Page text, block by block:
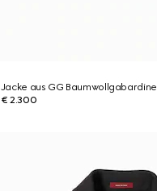
Jacke aus GG Baumwollgabardine
€ 2.300